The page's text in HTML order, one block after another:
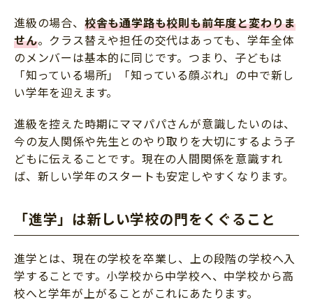
進級の場合、 校舎も通学路も校則も前年度と変わりま
せん。クラス替えや担任の交代はあっても、学年全体
のメンバーは基本的に同じです。つまり、子どもは
「知っている場所」「知っている顔ぶれ」の中で新し
い学年を迎えます。
進級を控えた時期にママパパさんが意識したいのは、
今の友人関係や先生とのやり取りを大切にするよう子
どもに伝えることです。現在の人間関係を意識すれ
ば、新しい学年のスタートも安定しやすくなります。
「進学」は新しい学校の門をくぐること
進学とは、現在の学校を卒業し、上の段階の学校へ入
学することです。小学校から中学校へ、中学校から高
校へと学年が上がることがこれにあたります。